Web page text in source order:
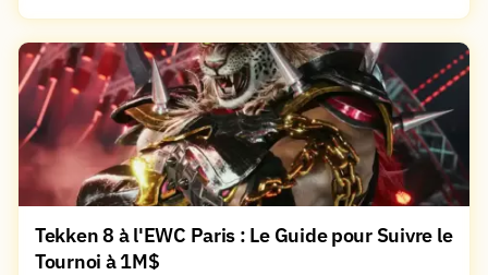
Tekken 8 à l'EWC Paris : Le Guide pour Suivre le
Tournoi à 1M$